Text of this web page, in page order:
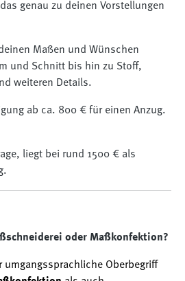
genau zu deinen Vorstellungen
Maßen und Wünschen
und Schnitt bis hin zu Stoff,
weiteren Details.
ab ca. 800 € für einen Anzug.
liegt bei rund 1500 € als
oder Maßkonfektion?
Oberbegriff